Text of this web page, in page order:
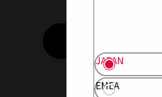
JAPAN
EMEA